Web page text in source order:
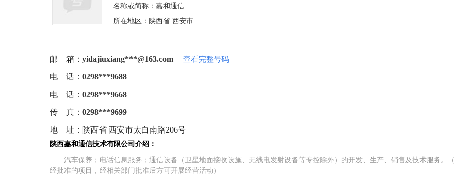
名称或简称：嘉和通信
所在地区：陕西省 西安市
邮 箱： yidajiuxiang***@163.com 查看完整号码
电 话： 0298***9688
电 话： 0298***9668
传 真： 0298***9699
地 址： 陕西省 西安市太白南路206号
陕西嘉和通信技术有限公司介绍：
汽车保养；电话信息服务；通信设备（卫星地面接收设施、无线电发射设备等专控除外）的开发、生产、销售及技术服务。
经批准的项目，经相关部门批准后方可开展经营活动）